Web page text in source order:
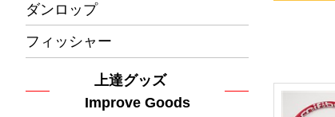
ダンロップ
フィッシャー
上達グッズ
Improve Goods